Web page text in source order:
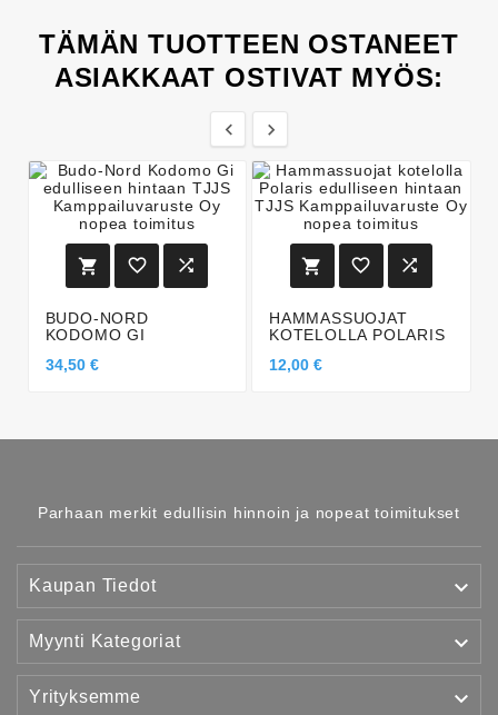
TÄMÄN TUOTTEEN OSTANEET
ASIAKKAAT OSTIVAT MYÖS:
 
  
BUDO-NORD
KODOMO GI
34,50 €
  
HAMMASSUOJAT
KOTELOLLA POLARIS
12,00 €
Parhaan merkit edullisin hinnoin ja nopeat toimitukset
Kaupan Tiedot 
Myynti Kategoriat 
Yrityksemme 